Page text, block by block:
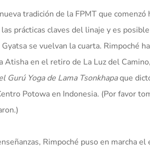
tradición de la FPMT que
prácticas claves del linaje y es
se vuelvan la cuarta. Rimpoché
Atisha en el retiro de La Luz del
Gurú Yoga de Lama Tsonkhapaque
Potowa en Indonesia. (Por favor
Rimpoché puso en